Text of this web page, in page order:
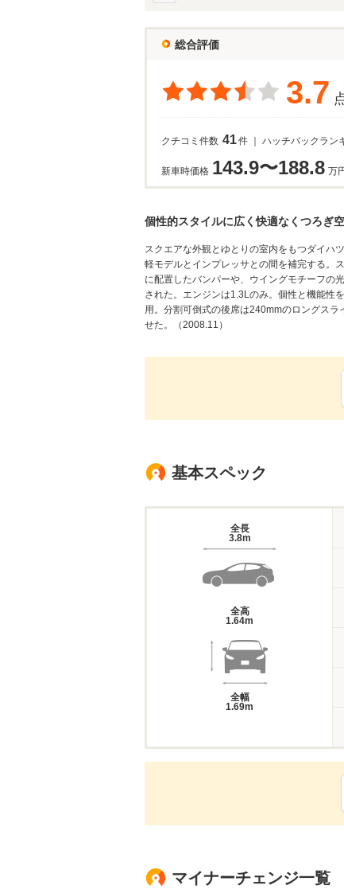
総合評価
3.7
クチコミ件数 41件 ｜ ハッチバックラン
新車時価格 143.9〜188.8 万
個性的スタイルに広く快適なくつろぎ
スクエアな外観とゆとりの室内をもつダイハ
軽モデルとインプレッサとの間を補完する。
に配置したバンパーや、ウイングモチーフの
された。エンジンは1.3Lのみ。個性と機能性
用。分割可倒式の後席は240mmのロングス
せた。（2008.11）
基本スペック
全長
3.8m
全高
1.64m
全幅
1.69m
マイナーチェンジ一覧